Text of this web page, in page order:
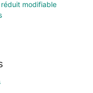
modifiable